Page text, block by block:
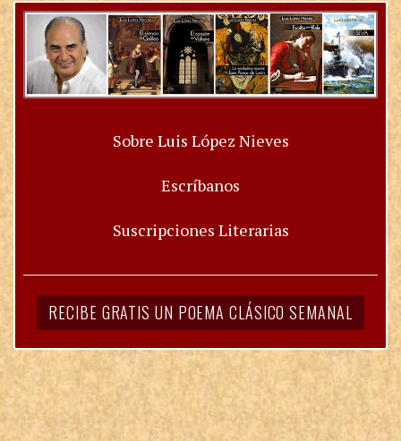
Sobre Luis López Nieves
Escríbanos
Suscripciones Literarias
RECIBE GRATIS UN POEMA CLÁSICO SEMANAL